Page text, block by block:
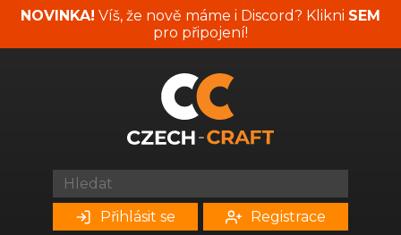
NOVINKA! Víš, že nově máme i Discord? Klikni SEM
pro připojení!
Přihlásit se Registrace